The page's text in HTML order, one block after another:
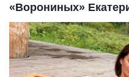
«Ворониных»